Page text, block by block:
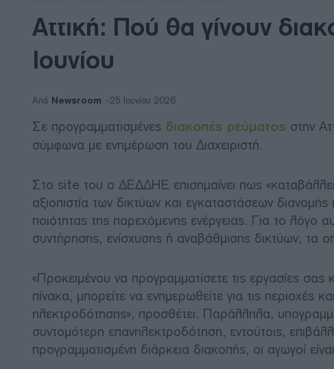
Αττική: Πού θα γίνουν
Ιουνίου
Από Newsroom 25 Ιουνίου 2026
Σε προγραμματισμένες διακοπές ρεύματος στην
σύμφωνα με ενημέρωση του Διαχειριστή.
Στο site του ο ΔΕΔΔΗΕ επισημαίνει πως
αξιοπιστία των δικτύων και εγκαταστάσεων
ποιότητας της παρεχόμενης ενέργειας. Για το λόγο
συντήρησης, ενίσχυσης ή αναβάθμισης δικτύων, τα
«Προκειμένου να προγραμματίσετε τις εργασίες
πίνακα, μπορείτε να ενημερωθείτε για τις περιοχές
ηλεκτροδότησης», προσθέτει. Παράλληλα,
συντομότερη επανηλεκτροδότηση, εντούτοις,
προγραμματισμένη διάρκεια διακοπής, οι αγωγοί